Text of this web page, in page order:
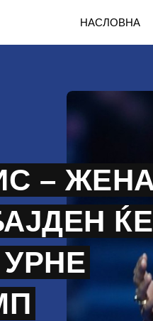
НАСЛОВНА
–